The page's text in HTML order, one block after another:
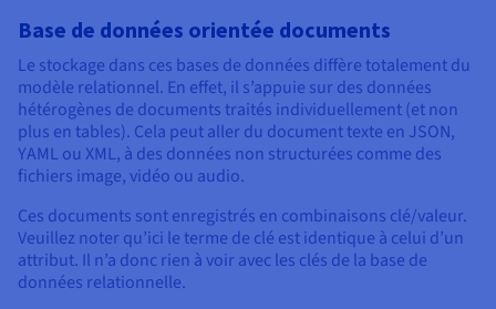
Base de données orientée documents
Le stockage dans ces bases de données diffère totalement du
modèle relationnel. En effet, il s’appuie sur des données
hétérogènes de documents traités individuellement (et non
plus en tables). Cela peut aller du document texte en JSON,
YAML ou XML, à des données non structurées comme des
fichiers image, vidéo ou audio.
Ces documents sont enregistrés en combinaisons clé/valeur.
Veuillez noter qu’ici le terme de clé est identique à celui d’un
attribut. Il n’a donc rien à voir avec les clés de la base de
données relationnelle.